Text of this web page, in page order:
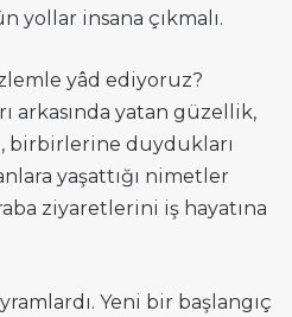
yollar insana çıkmalı.
yâd ediyoruz?
arkasında yatan güzellik,
birbirlerine duydukları
yaşattığı nimetler
ziyaretlerini iş hayatına
Yeni bir başlangıç